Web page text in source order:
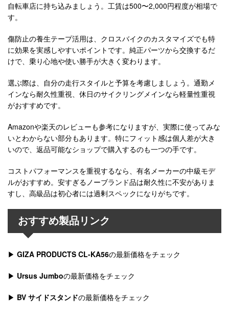
自転車店に持ち込みましょう。工賃は500〜2,000円程度が相場で
す。
傷防止の養生テープ活用は、クロスバイクのカスタマイズでも特
に効果を実感しやすいポイントです。純正パーツから交換するだ
けで、乗り心地や使い勝手が大きく変わります。
選ぶ際は、自分の走行スタイルと予算を考慮しましょう。通勤メ
インなら耐久性重視、休日のサイクリングメインなら軽量性重視
がおすすめです。
Amazonや楽天のレビューも参考になりますが、実際に使ってみな
いとわからない部分もあります。特にフィット感は個人差が大き
いので、返品可能なショップで購入するのも一つの手です。
コストパフォーマンスを重視するなら、有名メーカーの中級モデ
ルがおすすめ。安すぎるノーブランド品は耐久性に不安がありま
すし、高級品は初心者には過剰スペックになりがちです。
おすすめ製品リンク
▶ GIZA PRODUCTS CL-KA56の最新価格をチェック
▶ Ursus Jumboの最新価格をチェック
▶ BV サイドスタンドの最新価格をチェック